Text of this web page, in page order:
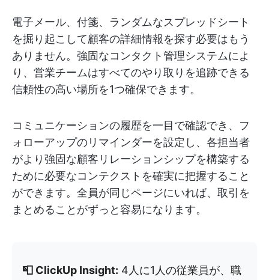
電子メール、付箋、ランダムなスプレッドシート
を掘り起こして顧客の詳細情報を探す必要はもう
ありません。強固なコンタクト管理システムによ
り、営業チームはすべてのやり取りを追跡できる
信頼性の高い場所を1つ確保できます。
コミュニケーションの履歴を一目で確認でき、フ
ォローアップのリマインダーを設定し、各担当者
がより強固な顧客リレーションシップを構築する
ために必要なコンテクストを確実に把握すること
ができます。全員が同じページにいれば、取引を
まとめることがずっと容易になります。
📮 ClickUp Insight: 4人に1人の従業員が、職